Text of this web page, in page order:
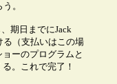
。
期日までにJack
る（支払いはこの場
ーのプログラムと
。これで完了！